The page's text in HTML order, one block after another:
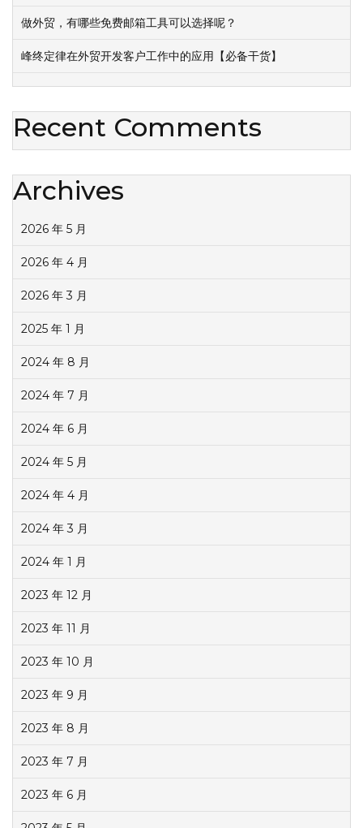
做外贸，有哪些免费邮箱工具可以选择呢？
峰终定律在外贸开发客户工作中的应用【必备干货】
Recent Comments
Archives
2026 年 5 月
2026 年 4 月
2026 年 3 月
2025 年 1 月
2024 年 8 月
2024 年 7 月
2024 年 6 月
2024 年 5 月
2024 年 4 月
2024 年 3 月
2024 年 1 月
2023 年 12 月
2023 年 11 月
2023 年 10 月
2023 年 9 月
2023 年 8 月
2023 年 7 月
2023 年 6 月